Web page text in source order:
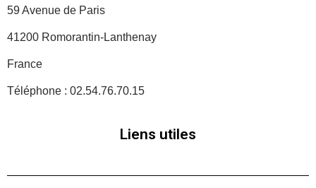
59 Avenue de Paris
41200 Romorantin-Lanthenay
France
Téléphone : 02.54.76.70.15
Liens utiles